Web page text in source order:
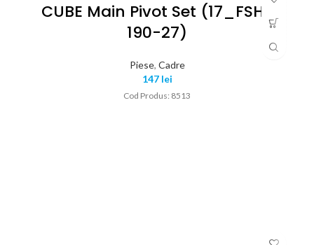
CUBE Main Pivot Set (17_FSH-
190-27)
Piese, Cadre
147 lei
Cod Produs: 8513